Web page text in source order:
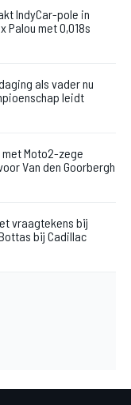
IndyCar-pole in
Palou met 0,018s
als vader nu
leidt
Moto2-zege
Van den Goorbergh
vraagtekens bij
bij Cadillac